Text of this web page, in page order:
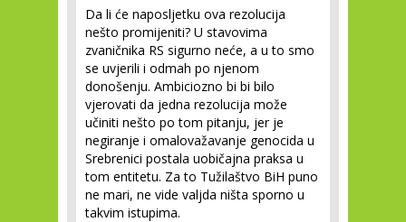
Da li će naposljetku ova rezolucija
nešto promijeniti? U stavovima
zvaničnika RS sigurno neće, a u to smo
se uvjerili i odmah po njenom
donošenju. Ambiciozno bi bi bilo
vjerovati da jedna rezolucija može
učiniti nešto po tom pitanju, jer je
negiranje i omalovažavanje genocida u
Srebrenici postala uobičajna praksa u
tom entitetu. Za to Tužilaštvo BiH puno
ne mari, ne vide valjda ništa sporno u
takvim istupima.